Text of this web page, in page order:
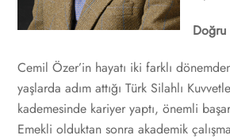
Cemil Özer’in hayatı iki farklı
yaşlarda adım attığı Türk Silahlı
kademesinde kariyer yaptı, önemli
Emekli olduktan sonra akademik